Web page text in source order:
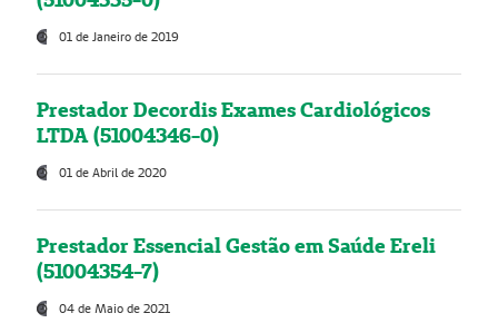
01 de Janeiro de 2019
Prestador Decordis Exames Cardiológicos
LTDA (51004346-0)
01 de Abril de 2020
Prestador Essencial Gestão em Saúde Ereli
(51004354-7)
04 de Maio de 2021